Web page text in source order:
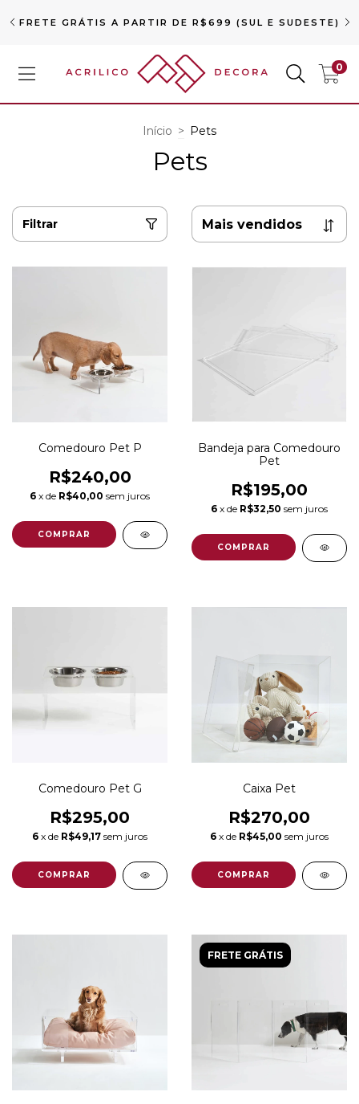
FRETE GRÁTIS A PARTIR DE R$699 (SUL E SUDESTE)
0
Início > Pets
Pets
Filtrar
Comedouro Pet P
R$240,00
6 x de R$40,00 sem juros
Bandeja para Comedouro
Pet
R$195,00
6 x de R$32,50 sem juros
COMPRAR
Comedouro Pet G
R$295,00
6 x de R$49,17 sem juros
Caixa Pet
R$270,00
6 x de R$45,00 sem juros
FRETE GRÁTIS